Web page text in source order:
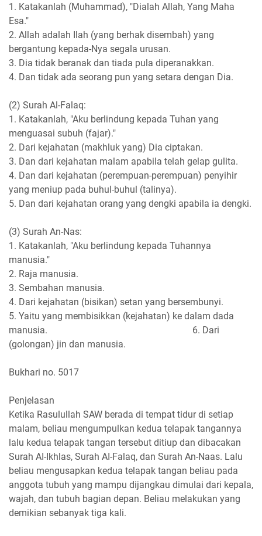
1. Katakanlah (Muhammad), "Dialah Allah, Yang Maha
Esa."
2. Allah adalah Ilah (yang berhak disembah) yang
bergantung kepada-Nya segala urusan.
3. Dia tidak beranak dan tiada pula diperanakkan.
4. Dan tidak ada seorang pun yang setara dengan Dia.
(2) Surah Al-Falaq:
1. Katakanlah, "Aku berlindung kepada Tuhan yang
menguasai subuh (fajar)."
2. Dari kejahatan (makhluk yang) Dia ciptakan.
3. Dan dari kejahatan malam apabila telah gelap gulita.
4. Dan dari kejahatan (perempuan-perempuan) penyihir
yang meniup pada buhul-buhul (talinya).
5. Dan dari kejahatan orang yang dengki apabila ia dengki.
(3) Surah An-Nas:
1. Katakanlah, "Aku berlindung kepada Tuhannya
manusia."
2. Raja manusia.
3. Sembahan manusia.
4. Dari kejahatan (bisikan) setan yang bersembunyi.
5. Yaitu yang membisikkan (kejahatan) ke dalam dada
manusia. 6. Dari
(golongan) jin dan manusia.
Bukhari no. 5017
Penjelasan
Ketika Rasulullah SAW berada di tempat tidur di setiap
malam, beliau mengumpulkan kedua telapak tangannya
lalu kedua telapak tangan tersebut ditiup dan dibacakan
Surah AI-Ikhlas, Surah AI-Falaq, dan Surah An-Naas. Lalu
beliau mengusapkan kedua telapak tangan beliau pada
anggota tubuh yang mampu dijangkau dimulai dari kepala,
wajah, dan tubuh bagian depan. Beliau melakukan yang
demikian sebanyak tiga kali.